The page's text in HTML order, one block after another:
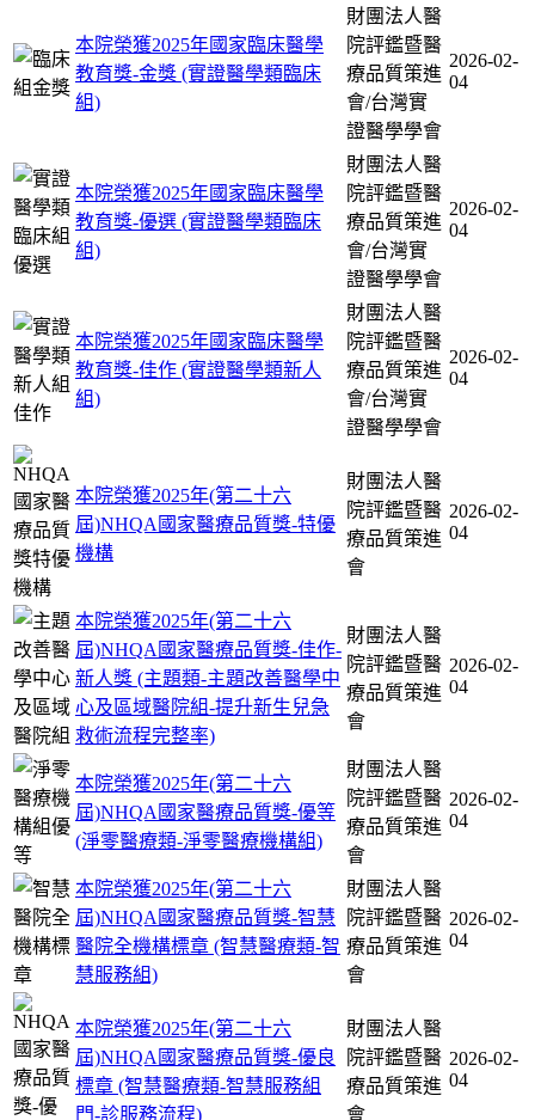
本院榮獲2025年國家臨床醫學
教育獎-金獎 (實證醫學類臨床
組)
財團法人醫
院評鑑暨醫
療品質策進
會/台灣實
證醫學學會
2026-02-
04
本院榮獲2025年國家臨床醫學
教育獎-優選 (實證醫學類臨床
組)
財團法人醫
院評鑑暨醫
療品質策進
會/台灣實
證醫學學會
2026-02-
04
本院榮獲2025年國家臨床醫學
教育獎-佳作 (實證醫學類新人
組)
財團法人醫
院評鑑暨醫
療品質策進
會/台灣實
證醫學學會
2026-02-
04
本院榮獲2025年(第二十六
屆)NHQA國家醫療品質獎-特優
機構
財團法人醫
院評鑑暨醫
療品質策進
會
2026-02-
04
本院榮獲2025年(第二十六
屆)NHQA國家醫療品質獎-佳作-
新人獎 (主題類-主題改善醫學中
心及區域醫院組-提升新生兒急
救術流程完整率)
財團法人醫
院評鑑暨醫
療品質策進
會
2026-02-
04
本院榮獲2025年(第二十六
屆)NHQA國家醫療品質獎-優等
(淨零醫療類-淨零醫療機構組)
財團法人醫
院評鑑暨醫
療品質策進
會
2026-02-
04
本院榮獲2025年(第二十六
屆)NHQA國家醫療品質獎-智慧
醫院全機構標章 (智慧醫療類-智
慧服務組)
財團法人醫
院評鑑暨醫
療品質策進
會
2026-02-
04
本院榮獲2025年(第二十六
屆)NHQA國家醫療品質獎-優良
標章 (智慧醫療類-智慧服務組
門-診服務流程)
財團法人醫
院評鑑暨醫
療品質策進
會
2026-02-
04